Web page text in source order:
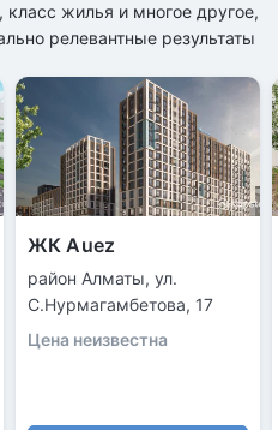
жилья и многое другое,
релевантные результаты
ЖК Auez
район Алматы, ул.
С.Нурмагамбетова, 17
Цена неизвестна